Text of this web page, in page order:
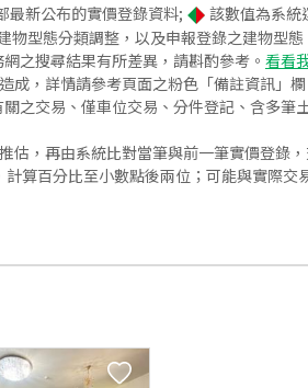
最新公布的實價登錄資料; 該數值為系統
型態分類調整，以及申報登錄之建物型
之搜尋結果有所差異，請斟酌參考。 看看
成，詳情請參考頁面之粉色「備註資訊」
之交易、僅車位交易、分件登記、含多
估，再由系統比對當筆與前一筆實價登錄
算百分比至小數點後兩位；可能與實際交